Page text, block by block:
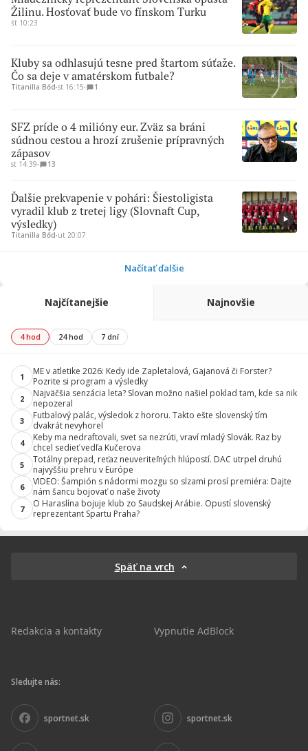
Žilinu. Hosťovať bude vo fínskom Turku
št 10:23
Kluby sa odhlasujú tesne pred štartom súťaže.
Čo sa deje v amatérskom futbale?
Titanilla Bőd∙st 16:15∙ 1
SFZ príde o 4 milióny eur. Zväz sa bráni
súdnou cestou a hrozí zrušenie prípravných
zápasov
st 14:39∙ 13
Ďalšie prekvapenie v pohári: Šiestoligista
vyradil klub z tretej ligy (Slovnaft Cup,
výsledky)
Titanilla Bőd∙ut 20:07
Načítať ďalšie
Najčítanejšie Najnovšie
4 hod 24 hod 7 dní
1
ME v atletike 2026: Kedy ide Zapletalová, Gajanová či Forster?
Pozrite si program a výsledky
2
Najväčšia senzácia leta? Slovan možno našiel poklad tam, kde sa nik
nepozeral
3
Futbalový palác, výsledok z hororu. Takto ešte slovenský tím
dvakrát nevyhorel
4
Keby ma nedraftovali, svet sa nezrúti, vraví mladý Slovák. Raz by
chcel sedieť vedľa Kučerova
5
Totálny prepad, reťaz neuveriteľných hlúpostí. DAC utrpel druhú
najvyššiu prehru v Európe
6
VIDEO: Šampión s nádormi mozgu so slzami prosí premiéra: Dajte
nám šancu bojovať o naše životy
7
O Haraslína bojuje klub zo Saudskej Arábie. Opustí slovenský
reprezentant Spartu Praha?
Späť na vrch
Redakcia a kontakty Vypnutie AdBlock
Sledujte nás:
sportnet.sk sportnet.sk